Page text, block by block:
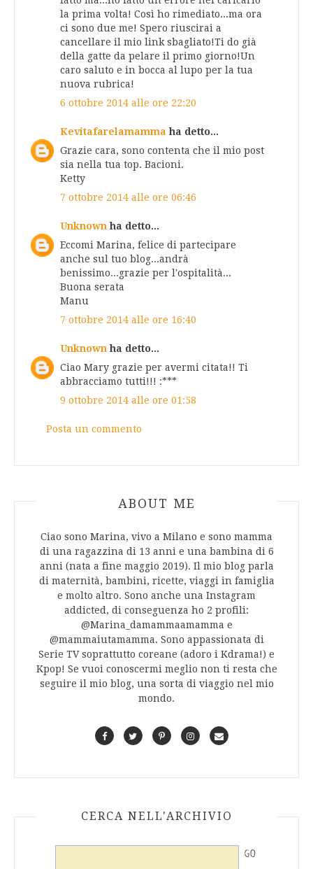
la prima volta! Così ho rimediato...ma ora
ci sono due me! Spero riuscirai a
cancellare il mio link sbagliato!Ti do già
della gatte da pelare il primo giorno!Un
caro saluto e in bocca al lupo per la tua
nuova rubrica!
6 ottobre 2014 alle ore 22:20
Kevitafarelamamma ha detto...
Grazie cara, sono contenta che il mio post
sia nella tua top. Bacioni.
Ketty
7 ottobre 2014 alle ore 06:46
Unknown ha detto...
Eccomi Marina, felice di partecipare
anche sul tuo blog...andrà
benissimo...grazie per l'ospitalità...
Buona serata
Manu
7 ottobre 2014 alle ore 16:40
Unknown ha detto...
Ciao Mary grazie per avermi citata!! Ti
abbracciamo tutti!!! :***
9 ottobre 2014 alle ore 01:58
Posta un commento
ABOUT AUTHOR
ABOUT ME
Ciao sono Marina, vivo a Milano e sono mamma
di una ragazzina di 13 anni e una bambina di 6
anni (nata a fine maggio 2019). Il mio blog parla
di maternità, bambini, ricette, viaggi in famiglia
e molto altro. Sono anche una Instagram
addicted, di conseguenza ho 2 profili:
@Marina_damammaamamma e
@mammaiutamamma. Sono appassionata di
Serie TV soprattutto coreane (adoro i Kdrama!) e
Kpop! Se vuoi conoscermi meglio non ti resta che
seguire il mio blog, una sorta di viaggio nel mio
mondo.
F
o
T
r
P
e
I
r
C
t
CERCA NELL'ARCHIVIO